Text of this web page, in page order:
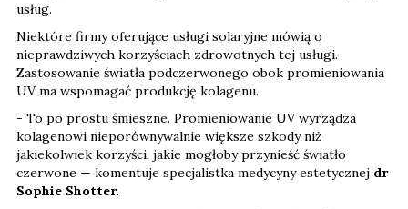
usług.
Niektóre firmy oferujące usługi solaryjne mówią o
nieprawdziwych korzyściach zdrowotnych tej usługi.
Zastosowanie światła podczerwonego obok promieniowania
UV ma wspomagać produkcję kolagenu.
- To po prostu śmieszne. Promieniowanie UV wyrządza
kolagenowi nieporównywalnie większe szkody niż
jakiekolwiek korzyści, jakie mogłoby przynieść światło
czerwone — komentuje specjalistka medycyny estetycznej dr
Sophie Shotter.